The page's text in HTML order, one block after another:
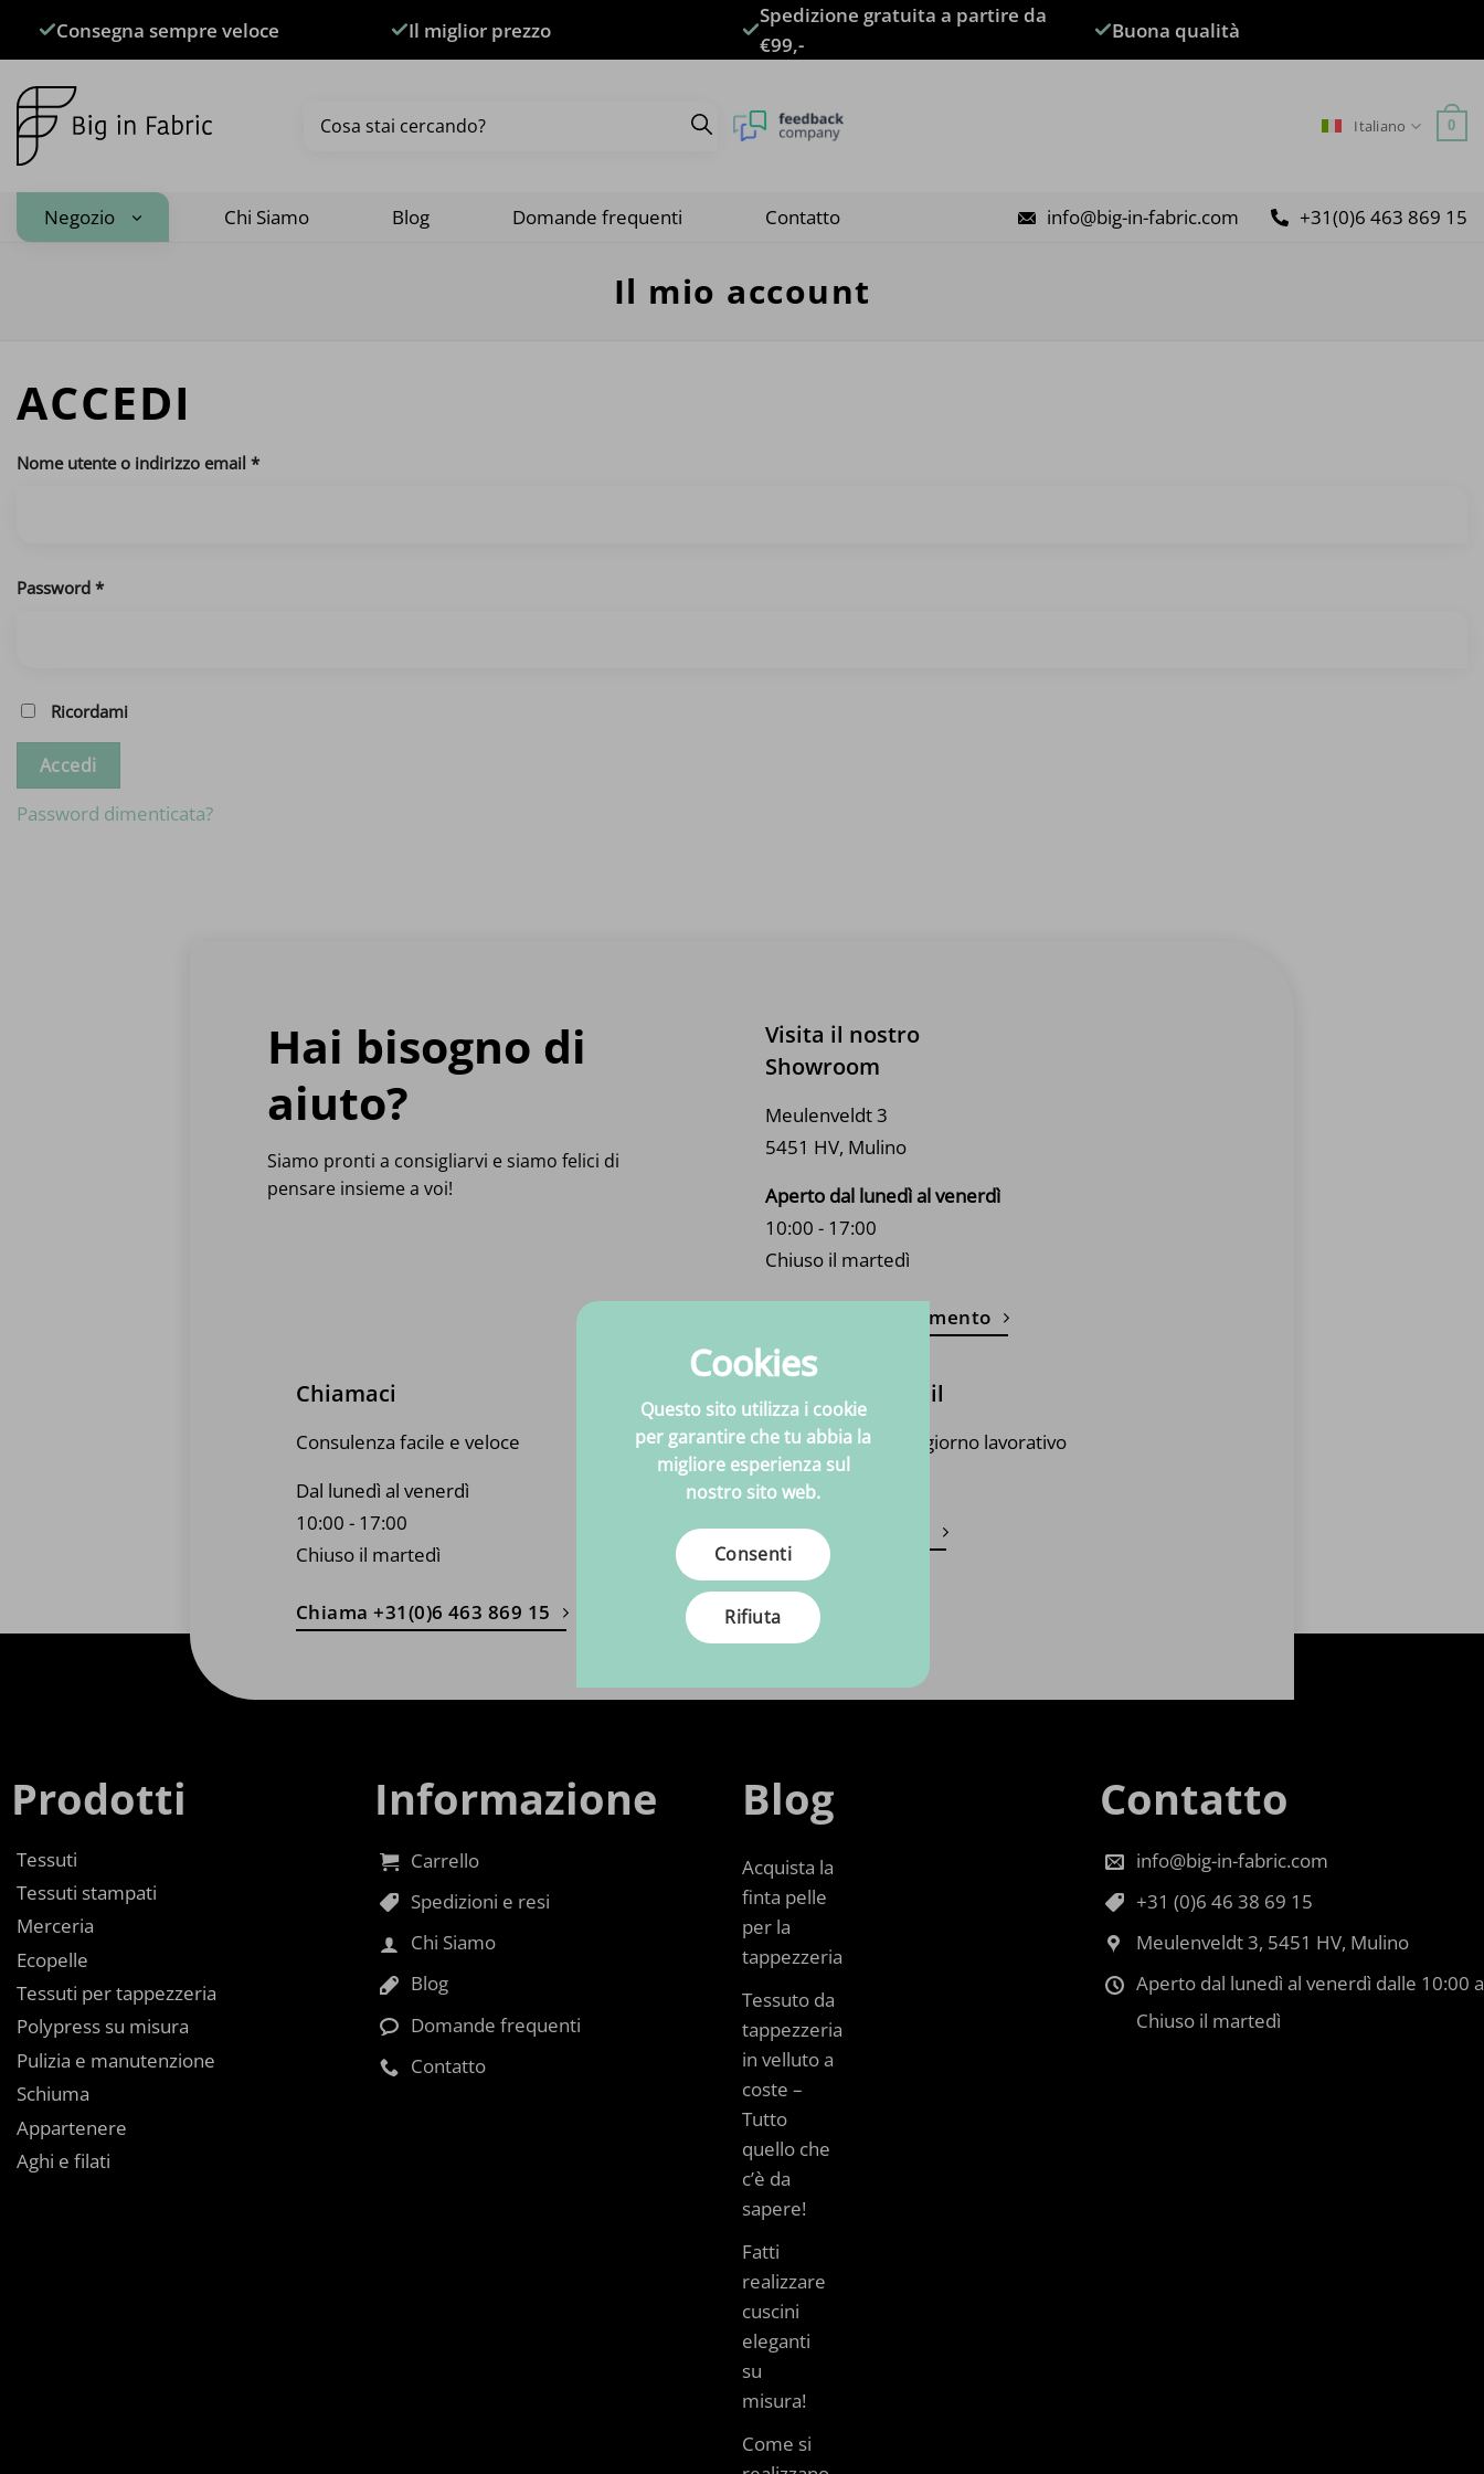
contenuti
Consegna sempre veloce Il miglior prezzo
Spedizione gratuita a partire da
€99,-
Buona qualità
Italiano 0
Negozio Chi Siamo Blog Domande frequenti Contatto info@big-in-fabric.com +31(0)6 463 869 15
Il mio account
ACCEDI
Nome utente o indirizzo email *Richiesto
Password *Richiesto
Ricordami
Accedi
Password dimenticata?
Hai bisogno di
aiuto?
Siamo pronti a consigliarvi e siamo felici di
pensare insieme a voi!
Visita il nostro
Showroom
Meulenveldt 3
5451 HV, Mulino
Aperto dal lunedì al venerdì
10:00 - 17:00
Chiuso il martedì
Fissa un appuntamento
Chiamaci
Consulenza facile e veloce
Dal lunedì al venerdì
10:00 - 17:00
Chiuso il martedì
Chiama +31(0)6 463 869 15
Inviaci una mail
Sempre entro un giorno lavorativo
una risposta!
Inviaci un'e-mail
Prodotti
Tessuti
Tessuti stampati
Merceria
Ecopelle
Tessuti per tappezzeria
Polypress su misura
Pulizia e manutenzione
Schiuma
Appartenere
Aghi e filati
Informazione
Carrello
Spedizioni e resi
Chi Siamo
Blog
Domande frequenti
Contatto
Blog
Acquista la
finta pelle
per la
tappezzeria
Tessuto da
tappezzeria
in velluto a
coste –
Tutto
quello che
c’è da
sapere!
Fatti
realizzare
cuscini
eleganti
su
misura!
Come si
Contatto
info@big-in-fabric.com
+31 (0)6 46 38 69 15
Meulenveldt 3, 5451 HV, Mulino
Aperto dal lunedì al venerdì dalle 10:00
Chiuso il martedì
Cookies
Questo sito utilizza i cookie
per garantire che tu abbia la
migliore esperienza sul
nostro sito web.
Consenti
Rifiuta